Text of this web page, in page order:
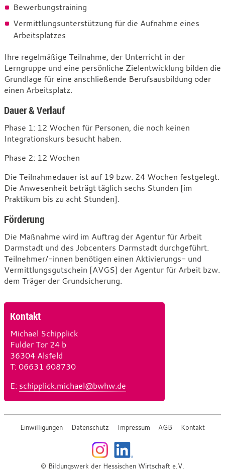
Bewerbungstraining
Vermittlungsunterstützung für die Aufnahme eines
Arbeitsplatzes
Ihre regelmäßige Teilnahme, der Unterricht in der
Lerngruppe und eine persönliche Zielentwicklung bilden die
Grundlage für eine anschließende Berufsausbildung oder
einen Arbeitsplatz.
Dauer & Verlauf
Phase 1: 12 Wochen für Personen, die noch keinen
Integrationskurs besucht haben.
Phase 2: 12 Wochen
Die Teilnahmedauer ist auf 19 bzw. 24 Wochen festgelegt.
Die Anwesenheit beträgt täglich sechs Stunden [im
Praktikum bis zu acht Stunden].
Förderung
Die Maßnahme wird im Auftrag der Agentur für Arbeit
Darmstadt und des Jobcenters Darmstadt durchgeführt.
Teilnehmer/-innen benötigen einen Aktivierungs- und
Vermittlungsgutschein [AVGS] der Agentur für Arbeit bzw.
dem Träger der Grundsicherung.
Kontakt
Michael Schipplick
Fulder Tor 24 b
36304 Alsfeld
Te
e
f
: 06631 608730
E-
i
: schipplick.michael@bwhw.de
Einwilligungen Datenschutz Impressum AGB Kontakt
© Bildungswerk der Hessischen Wirtschaft e.V.